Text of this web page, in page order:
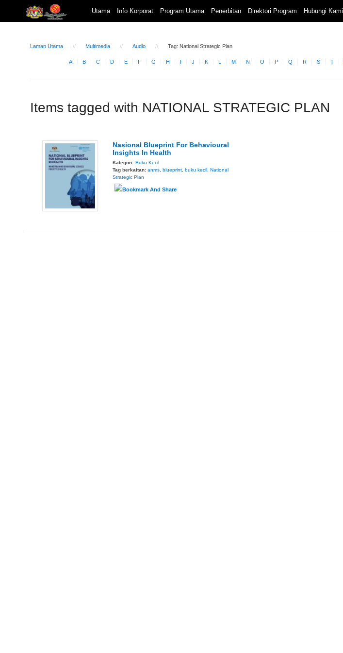
Utama Info Korporat Program Utama Penerbitan Direktori Program Hubungi Kami
Laman Utama Multimedia Audio Tag: National Strategic Plan
A B C D E F G H I J K L M N O P Q R S T
Items tagged with NATIONAL STRATEGIC PLAN
Nasional Blueprint For Behavioural
Insights In Health
Kategori: Buku Kecil
Tag berkaitan: anms blueprint buku kecil National
Strategic Plan